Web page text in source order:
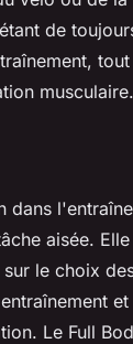
de
musculaire.
dans
aisée.
le choix
Le Full